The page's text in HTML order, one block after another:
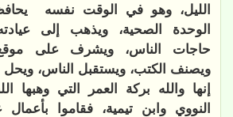
الليل، وهو في الوقت نفسه
الوحدة الصحية، ويذهب إلى
حاجات الناس، ويشرف على
ويصنف الكتب، ويستقبل الناس،
إنها والله بركة العمر التي وهبها
النووي وابن تيمية، فقاموا